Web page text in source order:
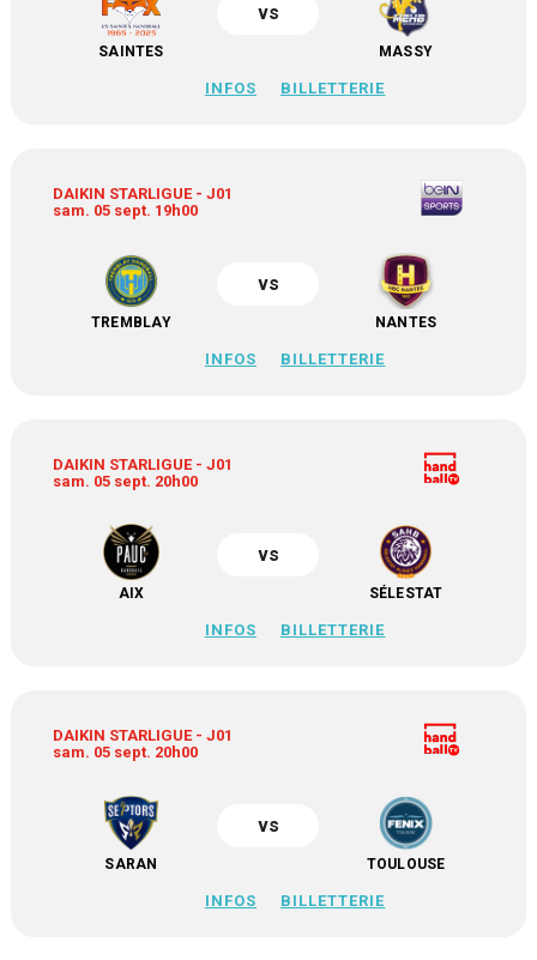
SAINTES
vs
MASSY
INFOS BILLETTERIE
DAIKIN STARLIGUE - J01
sam. 05 sept. 19h00
TREMBLAY
vs
NANTES
INFOS BILLETTERIE
DAIKIN STARLIGUE - J01
sam. 05 sept. 20h00
AIX
vs
SÉLESTAT
INFOS BILLETTERIE
DAIKIN STARLIGUE - J01
sam. 05 sept. 20h00
SARAN
vs
TOULOUSE
INFOS BILLETTERIE